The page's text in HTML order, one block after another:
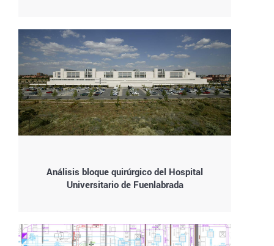
Análisis bloque quirúrgico del Hospital
Universitario de Fuenlabrada